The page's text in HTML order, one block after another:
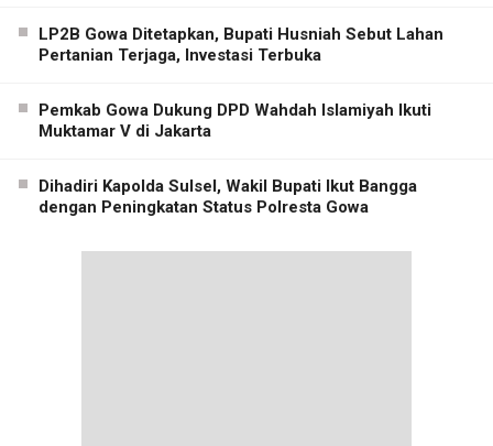
LP2B Gowa Ditetapkan, Bupati Husniah Sebut Lahan
Pertanian Terjaga, Investasi Terbuka
Pemkab Gowa Dukung DPD Wahdah Islamiyah Ikuti
Muktamar V di Jakarta
Dihadiri Kapolda Sulsel, Wakil Bupati Ikut Bangga
dengan Peningkatan Status Polresta Gowa